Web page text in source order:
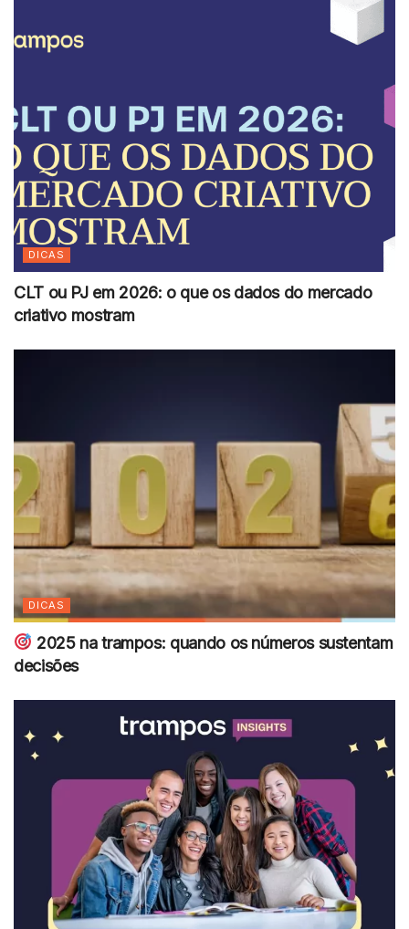
DICAS
CLT ou PJ em 2026: o que os dados do mercado
criativo mostram
DICAS
2025 na trampos: quando os números sustentam
decisões